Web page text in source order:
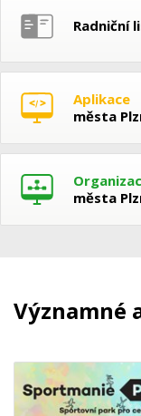
Radniční
Aplikace
města
města
Významné